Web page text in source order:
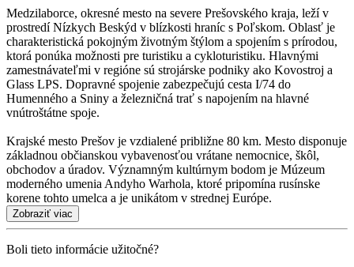
Medzilaborce, okresné mesto na severe Prešovského kraja, leží v
prostredí Nízkych Beskýd v blízkosti hraníc s Poľskom. Oblasť je
charakteristická pokojným životným štýlom a spojením s prírodou,
ktorá ponúka možnosti pre turistiku a cykloturistiku. Hlavnými
zamestnávateľmi v regióne sú strojárske podniky ako Kovostroj a
Glass LPS. Dopravné spojenie zabezpečujú cesta I/74 do
Humenného a Sniny a železničná trať s napojením na hlavné
vnútroštátne spoje.
Krajské mesto Prešov je vzdialené približne 80 km. Mesto disponuje
základnou občianskou vybavenosťou vrátane nemocnice, škôl,
obchodov a úradov. Významným kultúrnym bodom je Múzeum
moderného umenia Andyho Warhola, ktoré pripomína rusínske
korene tohto umelca a je unikátom v strednej Európe.
Zobraziť viac
Boli tieto informácie užitočné?